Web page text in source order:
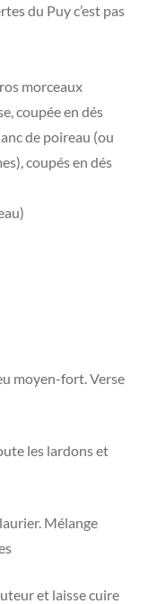
du Puy c’est pas
morceaux
coupée en dés
de poireau (ou
coupés en dés
moyen-fort. Verse
les lardons et
Mélange
et laisse cuire